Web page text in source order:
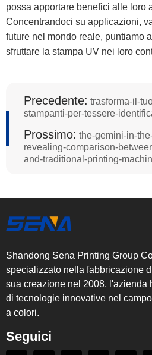
possa apportare benefici alle loro
Concentrandoci su applicazioni,
future nel mondo reale, puntiamo
sfruttare la stampa UV nei loro
Precedente: trasforma-il-
stampanti-per-tessere-
Prossimo: the-gemini-in-
revealing-comparison-
and-traditional-printing-
Shandong Sena Printing Group
specializzato nella fabbricazione
sua creazione nel 2008, l'azienda
di tecnologie innovative nel
a colori.
Seguici